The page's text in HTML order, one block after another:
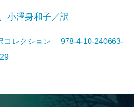
小澤身和子／訳
コレクション 978-4-10-240663-